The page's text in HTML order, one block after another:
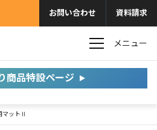
お問い合わせ 資料請求
メニュー
商品特設ページ
マットⅡ